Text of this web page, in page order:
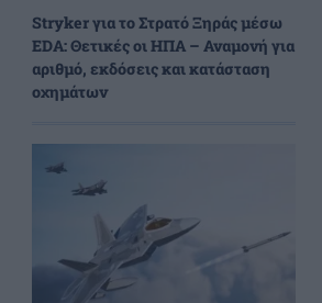
Stryker για το Στρατό Ξηράς μέσω
EDA: Θετικές οι ΗΠΑ – Αναμονή για
αριθμό, εκδόσεις και κατάσταση
οχημάτων